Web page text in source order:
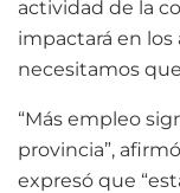
actividad de la
impactará en los
necesitamos
“Más empleo
provincia”,
expresó que